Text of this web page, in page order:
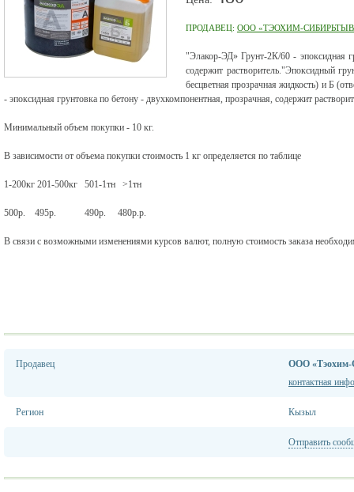
ПРОДАВЕЦ: ООО «ТЭОХИМ-
"Элакор-ЭД» Грунт-2К/60 - эпоксидная
содержит растворитель."Эпоксидный
бесцветная прозрачная жидкость) и Б
- эпоксидная грунтовка по бетону - двухкомпонентная, прозрачная, содержит
Минимальный объем покупки - 10 кг.
В зависимости от объема покупки стоимость 1 кг определяется по таблице
1-200кг 201-500кг 501-1тн >1тн
500р. 495р. 490р. 480р.р.
В связи с возможными изменениями курсов валют, полную стоимость заказа
Продавец
ООО «Тэохим-
контактная
Регион Кызыл
Отправить